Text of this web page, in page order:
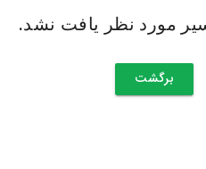
مورد نظر یافت نشد.
برگشت